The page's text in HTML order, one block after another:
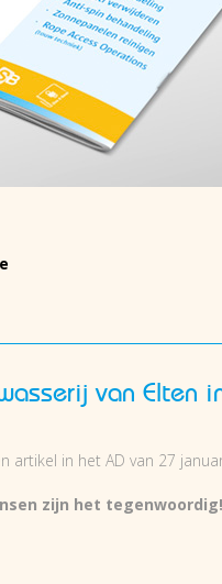
van Elten
artikel in het AD van 27
zijn het tegenwoordig!